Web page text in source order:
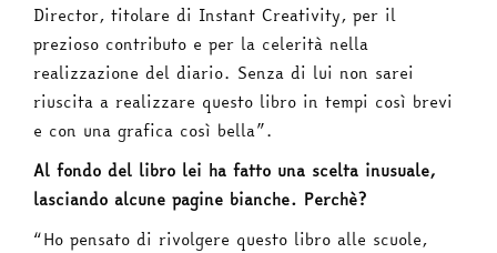
Director, titolare di Instant Creativity, per il
prezioso contributo e per la celerità nella
realizzazione del diario. Senza di lui non sarei
riuscita a realizzare questo libro in tempi così brevi
e con una grafica così bella”.
Al fondo del libro lei ha fatto una scelta inusuale,
lasciando alcune pagine bianche. Perchè?
“Ho pensato di rivolgere questo libro alle scuole,